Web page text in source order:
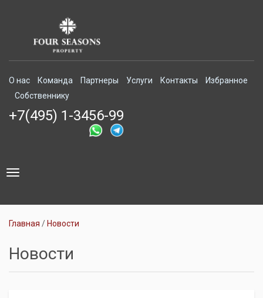
О нас Команда Партнеры Услуги Контакты
Избранное
Собственнику
+7(495) 1-3456-99
Toggle
Главная Новости
Новости